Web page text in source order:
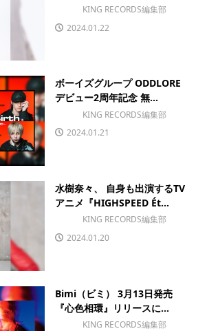
KING RECORDS編集部
2024.01.22
ボーイズグループ ODDLORE
デビュー2周年記念 無...
KING RECORDS編集部
2024.01.21
水樹奈々、 自身も出演するTV
アニメ『HIGHSPEED Ét...
KING RECORDS編集部
2024.01.20
Bimi（ビミ） 3月13日発売
『心色相環』リリースに...
KING RECORDS編集部